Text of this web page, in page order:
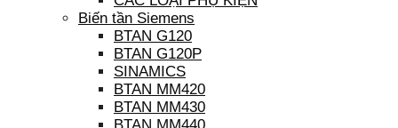
Biến tần Siemens
BTAN G120
BTAN G120P
SINAMICS
BTAN MM420
BTAN MM430